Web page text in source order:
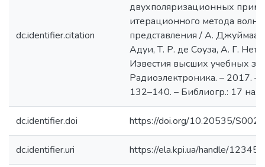
dc.identifier.citation
двухполяризационных
итерационного метода
представления / А. Джуймаа,
Адуи, Т. Р. де Соуза, А. Г.
Известия высших учебных
Радиоэлектроника. – 2017. –
132–140. – Библиогр.: 17
dc.identifier.doi https://doi.org/10.20535/
dc.identifier.uri https://ela.kpi.ua/handle/